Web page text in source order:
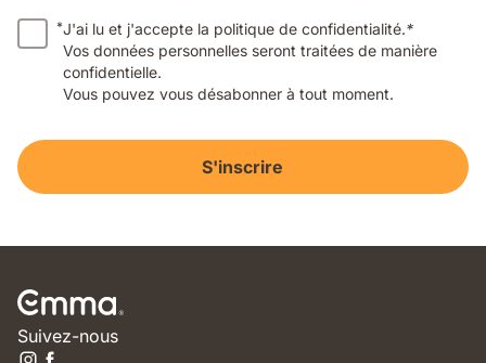
*J'ai lu et j'accepte la politique de confidentialité.*
Vos données personnelles seront traitées de manière
confidentielle.
Vous pouvez vous désabonner à tout moment.
S'inscrire
Suivez-nous